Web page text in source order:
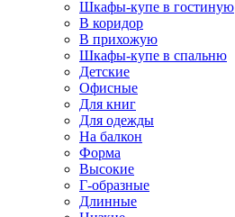
Шкафы-купе в гостиную
В коридор
В прихожую
Шкафы-купе в спальню
Детские
Офисные
Для книг
Для одежды
На балкон
Форма
Высокие
Г-образные
Длинные